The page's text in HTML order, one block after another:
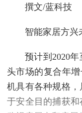
撰文/蓝科技
智能家居方兴
预计到2020
头市场的复合年
机具有各种规格
于安全目的捕获